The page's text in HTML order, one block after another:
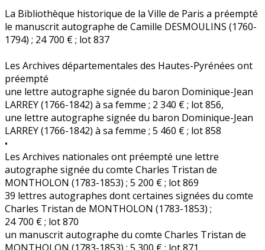
La Bibliothèque historique de la Ville de Paris a préempté
le manuscrit autographe de Camille DESMOULINS (1760-
1794) ; 24 700 € ; lot 837
Les Archives départementales des Hautes-Pyrénées ont
préempté
une lettre autographe signée du baron Dominique-Jean
LARREY (1766-1842) à sa femme ; 2 340 € ; lot 856,
une lettre autographe signée du baron Dominique-Jean
LARREY (1766-1842) à sa femme ; 5 460 € ; lot 858
•
Les Archives nationales ont préempté une lettre
autographe signée du comte Charles Tristan de
MONTHOLON (1783-1853) ; 5 200 € ; lot 869
39 lettres autographes dont certaines signées du comte
Charles Tristan de MONTHOLON (1783-1853) ;
24 700 € ; lot 870
un manuscrit autographe du comte Charles Tristan de